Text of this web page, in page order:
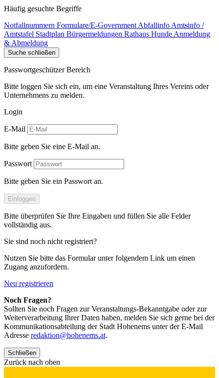
Häufig gesuchte Begriffe
Notfallnummern Formulare/E-Government Abfallinfo Amtsinfo /
Amtstafel Stadtplan Bürgermeldungen Rathaus Hunde Anmeldung
& Abmeldung
Suche schließen
Passwortgeschützer Bereich
Bitte loggen Sie sich ein, um eine Veranstaltung Ihres Vereins oder
Unternehmens zu melden.
Login
E-Mail
Bitte geben Sie eine E-Mail an.
Passwort
Bitte geben Sie ein Passwort an.
Einloggen
Bitte überprüfen Sie Ihre Eingaben und füllen Sie alle Felder
vollständig aus.
Sie sind noch nicht registriert?
Nutzen Sie bitte das Formular unter folgendem Link um einen
Zugang anzufordern.
Neu registrieren
Noch Fragen?
Sollten Sie noch Fragen zur Veranstaltungs-Bekanntgabe oder zur
Weiterverarbeitung Ihrer Daten haben, melden Sie sich gerne bei der
Kommunikationsabteilung der Stadt Hohenems unter der E-Mail
Adresse redaktion@hohenems.at.
Schließen
Zurück nach oben